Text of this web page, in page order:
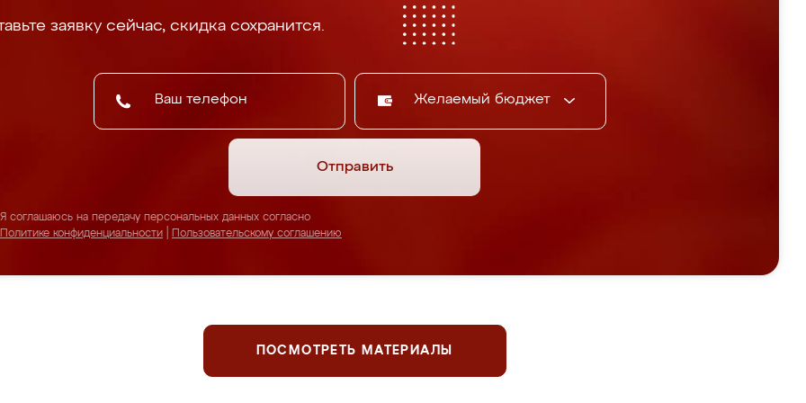
заявку сейчас, скидка сохранится.
Желаемый бюджет
Отправить
Я соглашаюсь на передачу персональных данных согласно
Политике конфиденциальности
Пользовательскому соглашению
ПОСМОТРЕТЬ МАТЕРИАЛЫ